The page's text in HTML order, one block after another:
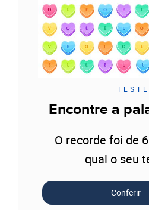
TESTE
Encontre a
O recorde foi de
qual o seu
Conferir